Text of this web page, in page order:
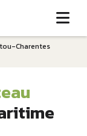
Charentes